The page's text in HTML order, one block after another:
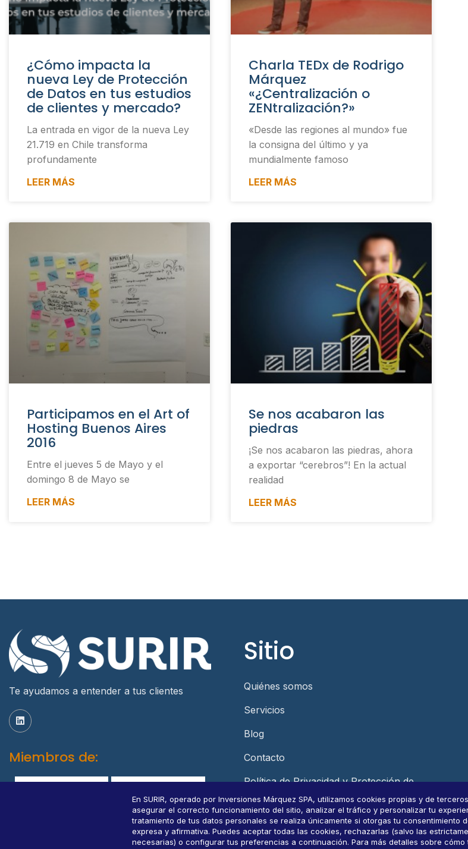
¿Cómo impacta la
nueva Ley de Protección
de Datos en tus estudios
de clientes y mercado?
La entrada en vigor de la nueva Ley
21.719 en Chile transforma
profundamente
LEER MÁS
Charla TEDx de Rodrigo
Márquez
«¿Centralización o
ZENtralización?»
«Desde las regiones al mundo» fue
la consigna del último y ya
mundialmente famoso
LEER MÁS
Participamos en el Art of
Hosting Buenos Aires
2016
Entre el jueves 5 de Mayo y el
domingo 8 de Mayo se
LEER MÁS
Se nos acabaron las
piedras
¡Se nos acabaron las piedras, ahora
a exportar “cerebros”! En la actual
realidad
LEER MÁS
En SURIR, operado por Inversiones Márquez SPA, utilizamos cookies propias y de
asegurar el correcto funcionamiento del sitio, analizar el tráfico y personalizar tu
tratamiento de tus datos personales se realiza únicamente si otorgas tu consentimiento
expresa y afirmativa. Puedes aceptar todas las cookies, rechazarlas (salvo las
necesarias) o configurar tus preferencias a continuación. Para más detalles sobre cómo
Te ayudamos a entender a tus clientes
Miembros de:
Sitio
Quiénes somos
Servicios
Blog
Contacto
Política de Privacidad y Protección de
Datos Personales
Consultar datos personales